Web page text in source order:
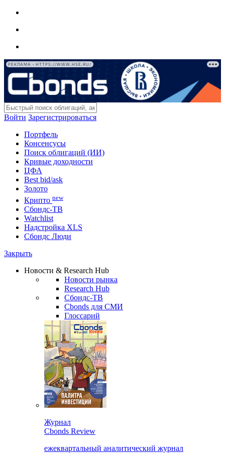
РЕКЛАМА • HTTPS://WWW.HSE.RU/
Войти Зарегистрироваться
Портфель
Консенсусы
Поиск облигаций (ИИ)
Кривые доходности
ЦФА
Best bid/ask
Золото
Крипто new
Сбондс-ТВ
Watchlist
Надстройка XLS
Сбондс Люди
Закрыть
Новости & Research Hub
Новости рынка
Research Hub
Сбондс-ТВ
Cbonds для СМИ
Глоссарий
Журнал
Cbonds Review
ежеквартальный аналитический журнал